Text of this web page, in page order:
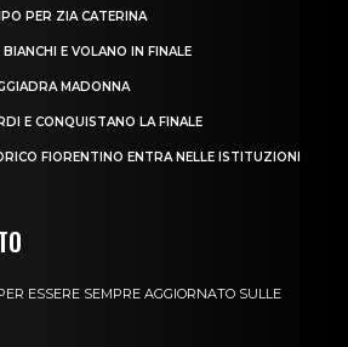
PER ZIA CATERINA
E VOLANO IN FINALE
MADONNA
E CONQUISTANO LA FINALE
FIORENTINO ENTRA NELLE ISTITUZIONI
ESSERE SEMPRE AGGIORNATO SULLE